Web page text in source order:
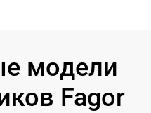
модели
Fagor